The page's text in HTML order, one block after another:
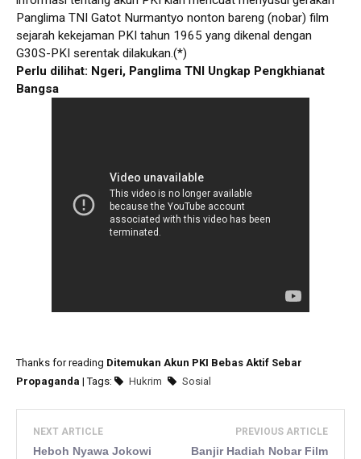
Panglima TNI Gatot Nurmantyo nonton bareng (nobar) film
sejarah kekejaman PKI tahun 1965 yang dikenal dengan
G30S-PKI serentak dilakukan.(*)
Perlu dilihat: Ngeri, Panglima TNI Ungkap Pengkhianat
Bangsa
Thanks for reading Ditemukan Akun PKI Bebas Aktif Sebar
Propaganda | Tags: Hukrim Sosial
NEXT ARTICLE
Heboh Nyawa Jokowi
PREVIOUS ARTICLE
Banjir Hadiah Nobar Film